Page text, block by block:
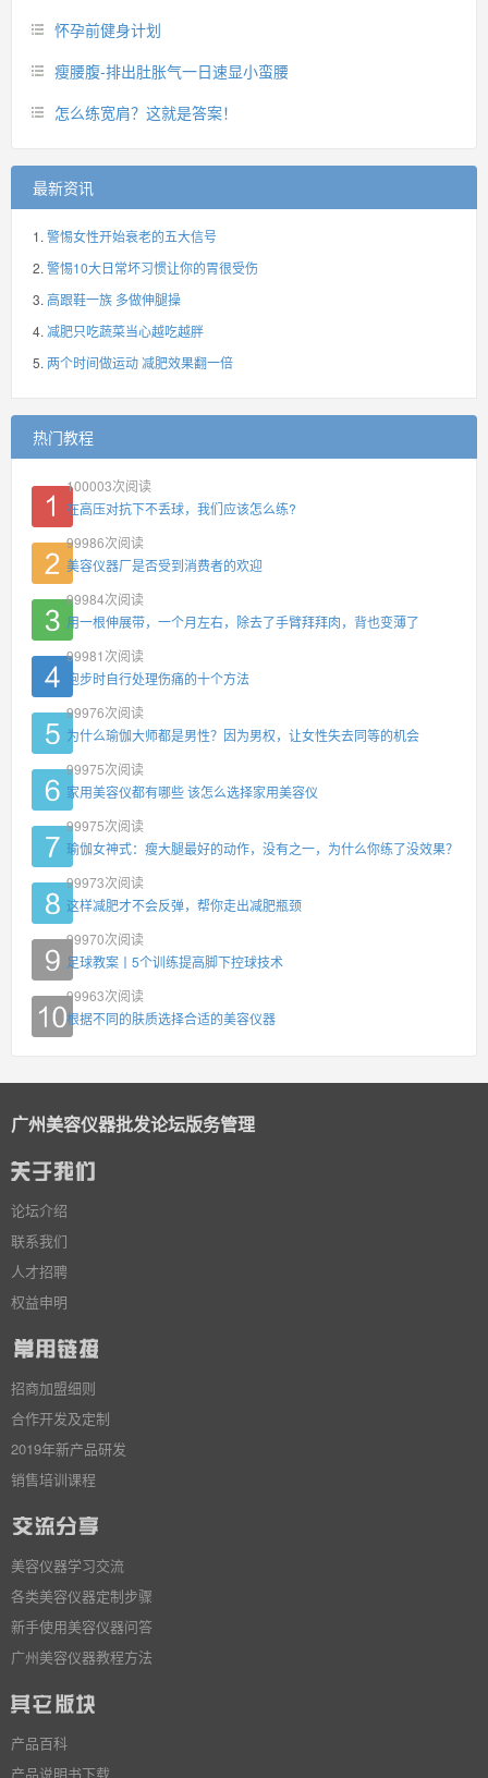
怀孕前健身计划
瘦腰腹-排出肚胀气一日速显小蛮腰
怎么练宽肩？这就是答案！
最新资讯
警惕女性开始衰老的五大信号
警惕10大日常坏习惯让你的胃很受伤
高跟鞋一族 多做伸腿操
减肥只吃蔬菜当心越吃越胖
两个时间做运动 减肥效果翻一倍
热门教程
100003次阅读
在高压对抗下不丢球，我们应该怎么练?
99986次阅读
美容仪器厂是否受到消费者的欢迎
99984次阅读
用一根伸展带，一个月左右，除去了手臂拜拜肉，背也变薄了
99981 次阅读
跑步时自行处理伤痛的十个方法
99976次阅读
为什么瑜伽大师都是男性？因为男权，让女性失去同等的机会
99975次阅读
家用美容仪都有哪些 该怎么选择家用美容仪
99975次阅读
瑜伽女神式：瘦大腿最好的动作，没有之一，为什么你练了没效果？
99973次阅读
这样减肥才不会反弹，帮你走出减肥瓶颈
99970次阅读
足球教案丨5个训练提高脚下控球技术
99963次阅读
根据不同的肤质选择合适的美容仪器
广州美容仪器批发论坛版务管理
论坛介绍
联系我们
人才招聘
权益申明
招商加盟细则
合作开发及定制
2019年新产品研发
销售培训课程
美容仪器学习交流
各类美容仪器定制步骤
新手使用美容仪器问答
广州美容仪器教程方法
产品百科
产品说明书下载